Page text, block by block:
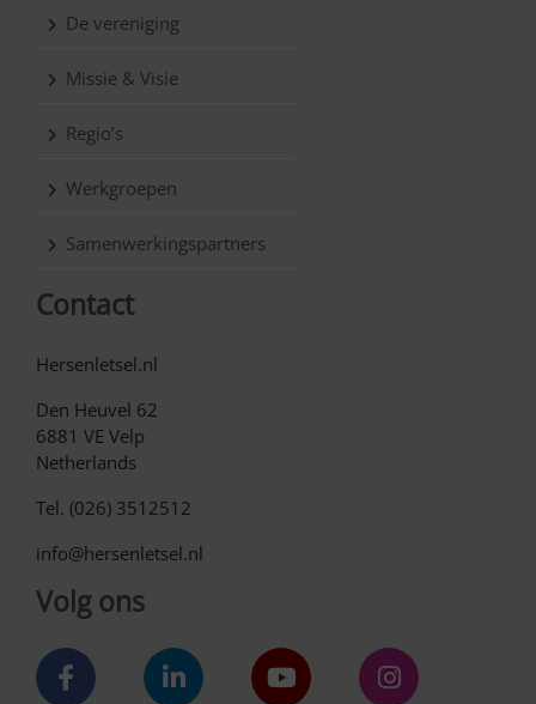
De vereniging
Missie & Visie
Regio’s
Werkgroepen
Samenwerkingspartners
Contact
Hersenletsel.nl
Den Heuvel 62
6881 VE Velp
Netherlands
Tel. (026) 3512512
info@hersenletsel.nl
Volg ons